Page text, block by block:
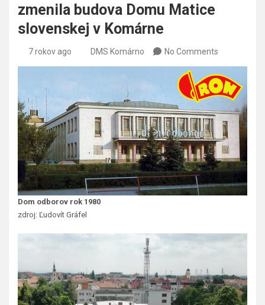
zmenila budova Domu Matice
slovenskej v Komárne
7 rokov ago DMS Komárno No Comments
Dom odborov rok 1980
zdroj: Ľudovít Gráfel